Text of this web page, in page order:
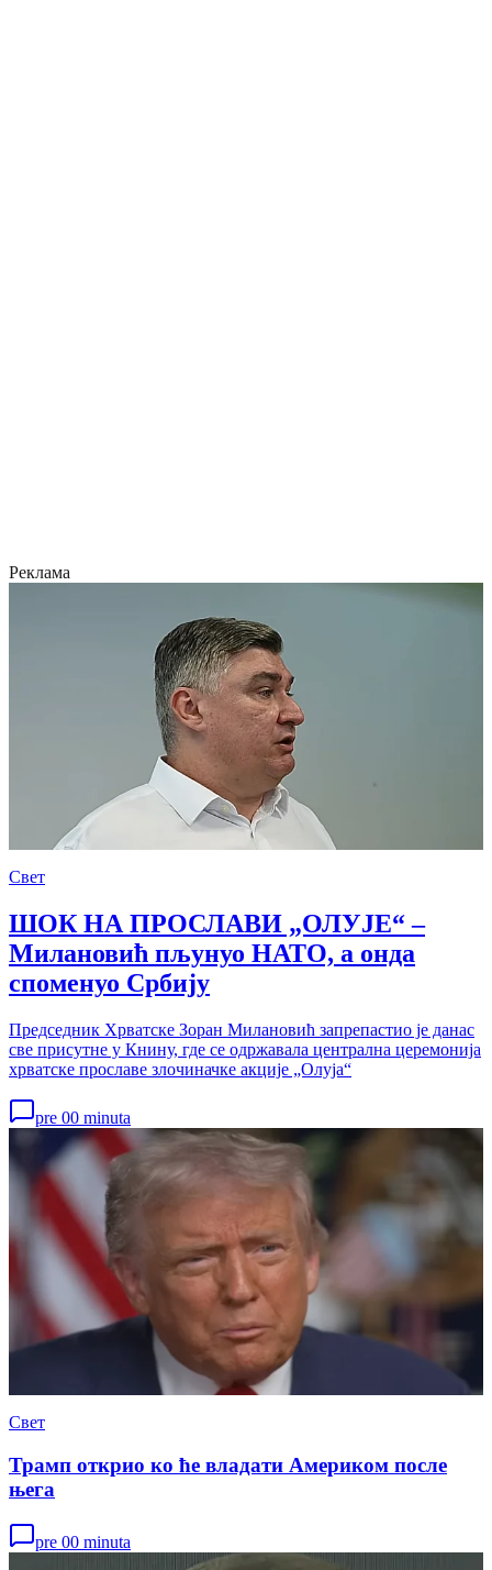
Реклама
Свет
ШОК НА ПРОСЛАВИ „ОЛУЈЕ“ –
Милановић пљунуо НАТО, а онда
споменуо Србију
Председник Хрватске Зоран Милановић запрепастио је данас
све присутне у Книну, где се одржавала централна церемонија
хрватске прославе злочиначке акције „Олуја“
pre 00 minuta
Свет
Трамп открио ко ће владати Америком после
њега
pre 00 minuta